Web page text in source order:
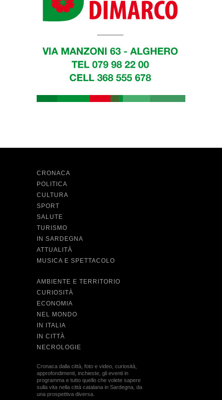
CRONACA
POLITICA
CULTURA
SPORT
SALUTE
TURISMO
IN SARDEGNA
ATTUALITÀ
MUSICA E SPETTACOLO
AMBIENTE E TERRITORIO
CURIOSITÀ
ECONOMIA
NEL MONDO
IN ITALIA
IN CITTÀ
NECROLOGIE
Cronaca dalla città, foto e video, curiosità,
approfondimenti, inchieste, gli eventi in
programma e tutto quello che volete sapere
sulla vita nella città catalana in Sardegna, da
una prospettiva diversa.